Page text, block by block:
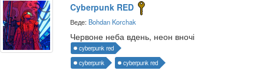
Cyberpunk RED
Веде:Bohdan Korchak
Червоне неба вдень, неон вночі
cyberpunk red
cyberpunk
cyberpunk red